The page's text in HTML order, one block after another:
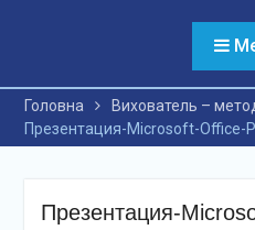
Головна
Вихователь –
Презентация-Microsoft-Office-
Презентация-